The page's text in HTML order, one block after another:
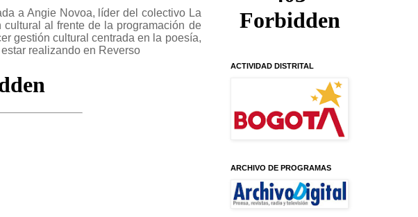
a Angie Novoa, líder del colectivo La
al frente de la programación de
gestión cultural centrada en la poesía,
realizando en Reverso
ACTIVIDAD DISTRITAL
ARCHIVO DE PROGRAMAS